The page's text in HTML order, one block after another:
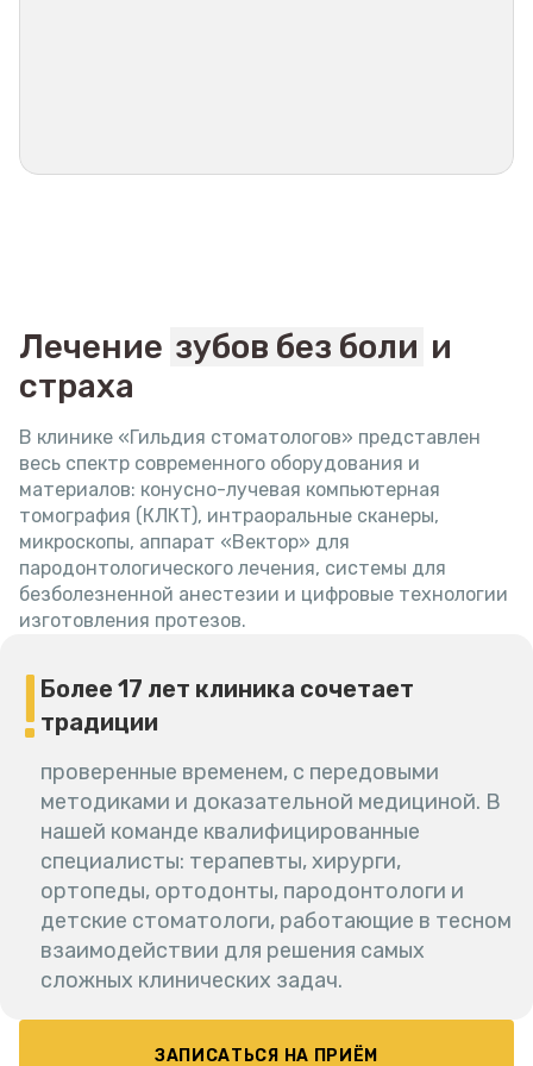
Лечение зубов без боли и
страха
В клинике «Гильдия стоматологов» представлен
весь спектр современного оборудования и
материалов: конусно-лучевая компьютерная
томография (КЛКТ), интраоральные сканеры,
микроскопы, аппарат «Вектор» для
пародонтологического лечения, системы для
безболезненной анестезии и цифровые технологии
изготовления протезов.
Более 17 лет клиника сочетает
традиции
проверенные временем, с передовыми
методиками и доказательной медициной. В
нашей команде квалифицированные
специалисты: терапевты, хирурги,
ортопеды, ортодонты, пародонтологи и
детские стоматологи, работающие в тесном
взаимодействии для решения самых
сложных клинических задач.
ЗАПИСАТЬСЯ НА ПРИЁМ